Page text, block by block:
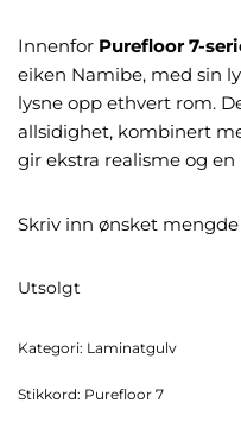
Innenfor Purefloor 7-
eiken Namibe, med sin
lysne opp ethvert rom.
allsidighet, kombinert
gir ekstra realisme og
Skriv inn ønsket mengde
Utsolgt
Kategori: Laminatgulv
Stikkord: Purefloor 7